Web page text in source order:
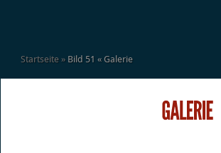
Startseite » Bild 51 « Galerie